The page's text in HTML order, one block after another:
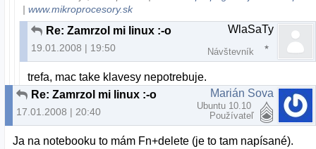
|www.mikroprocesory.sk
Re: Zamrzol mi linux :-o
19.01.2008 | 19:50
WlaSaTy
Návštevník
trefa, mac take klavesy nepotrebuje.
Re: Zamrzol mi linux :-o
17.01.2008 | 20:40
Marián Sova
Ubuntu 10.10
Používateľ
Ja na notebooku to mám Fn+delete (je to tam napísané).